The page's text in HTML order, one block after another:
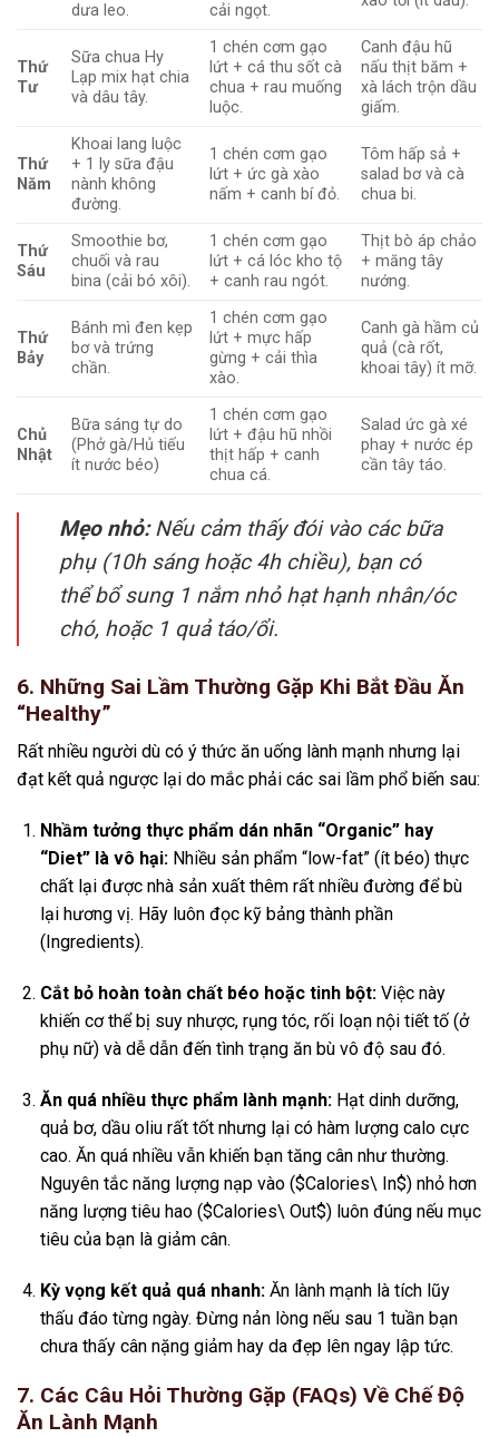
dưa leo. cải ngọt.
Thứ
Tư
Sữa chua Hy
Lạp mix hạt chia
và dâu tây.
1 chén cơm gạo
lứt + cá thu sốt cà
chua + rau muống
luộc.
Canh đậu hũ
nấu thịt băm +
xà lách trộn dầu
giấm.
Thứ
Năm
Khoai lang luộc
+ 1 ly sữa đậu
nành không
đường.
1 chén cơm gạo
lứt + ức gà xào
nấm + canh bí đỏ.
Tôm hấp sả +
salad bơ và cà
chua bi.
Thứ
Sáu
Smoothie bơ,
chuối và rau
bina (cải bó xôi).
1 chén cơm gạo
lứt + cá lóc kho tộ
+ canh rau ngót.
Thịt bò áp chảo
+ măng tây
nướng.
Thứ
Bảy
Bánh mì đen kẹp
bơ và trứng
chần.
1 chén cơm gạo
lứt + mực hấp
gừng + cải thìa
xào.
Canh gà hầm củ
quả (cà rốt,
khoai tây) ít mỡ.
Chủ
Nhật
Bữa sáng tự do
(Phở gà/Hủ tiếu
ít nước béo)
1 chén cơm gạo
lứt + đậu hũ nhồi
thịt hấp + canh
chua cá.
Salad ức gà xé
phay + nước ép
cần tây táo.
Mẹo nhỏ:Nếu cảm thấy đói vào các bữa
phụ (10h sáng hoặc 4h chiều), bạn có
thể bổ sung 1 nắm nhỏ hạt hạnh nhân/óc
chó, hoặc 1 quả táo/ổi.
6. Những Sai Lầm Thường Gặp Khi Bắt Đầu Ăn
“Healthy”
Rất nhiều người dù có ý thức ăn uống lành mạnh nhưng lại
đạt kết quả ngược lại do mắc phải các sai lầm phổ biến sau:
Nhầm tưởng thực phẩm dán nhãn “Organic” hay
“Diet” là vô hại:Nhiều sản phẩm “low-fat” (ít béo) thực
chất lại được nhà sản xuất thêm rất nhiều đường để bù
lại hương vị. Hãy luôn đọc kỹ bảng thành phần
(Ingredients).
Cắt bỏ hoàn toàn chất béo hoặc tinh bột:Việc này
khiến cơ thể bị suy nhược, rụng tóc, rối loạn nội tiết tố (ở
phụ nữ) và dễ dẫn đến tình trạng ăn bù vô độ sau đó.
Ăn quá nhiều thực phẩm lành mạnh:Hạt dinh dưỡng,
quả bơ, dầu oliu rất tốt nhưng lại có hàm lượng calo cực
cao. Ăn quá nhiều vẫn khiến bạn tăng cân như thường.
Nguyên tắc năng lượng nạp vào ($Calories\ In$) nhỏ hơn
năng lượng tiêu hao ($Calories\ Out$) luôn đúng nếu mục
tiêu của bạn là giảm cân.
Kỳ vọng kết quả quá nhanh:Ăn lành mạnh là tích lũy
thấu đáo từng ngày. Đừng nản lòng nếu sau 1 tuần bạn
chưa thấy cân nặng giảm hay da đẹp lên ngay lập tức.
7. Các Câu Hỏi Thường Gặp (FAQs) Về Chế Độ
Ăn Lành Mạnh